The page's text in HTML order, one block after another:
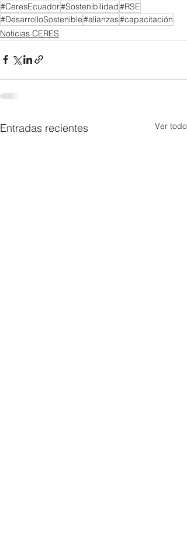
#CeresEcuador#Sostenibilidad#RSE
#DesarrolloSostenible#alianzas#capacitación
Noticias CERES
Entradas recientes Ver todo